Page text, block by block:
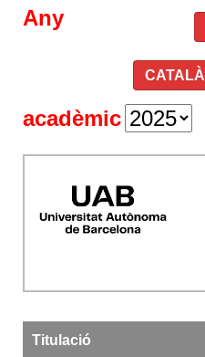
CATALÀ
Any
acadèmic
Titulació